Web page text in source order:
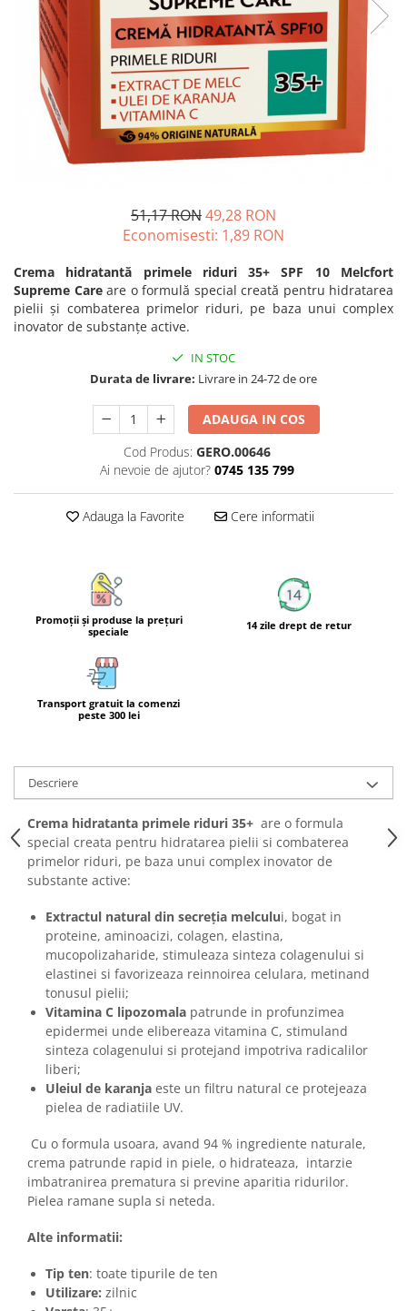
Îngrijire Păr
Balsam si masca de par
Tratamente par
Vopsea de par naturala
Șampoane
Cosmetice pentru Barbati
Igiena Personală
Deodorante Naturale
Sapunuri naturale
Protectie solara
Cosmetice Naturale si Bio
Neuro
Depresie, Anxietate
Memorie, Concentrare
Stres, Somn
Nutritie pentru Sportivi
Potenta, Prostata
Slabire, Frumusete
Vitamine si minerale
Energie, Oboseala
Multiminerale
Multivitamine
Articulații și Mușchi
Zona Intimă
Hemoroizi si Fisuri Anale
Varice și Picioare Grele
51,17 RON49,28 RON
Economisesti: 1,89 RON
Crema hidratantă primele riduri 35+ SPF 10 Melcfort
Supreme Careare o formulă special creată pentru hidratarea
pielii și combaterea primelor riduri, pe baza unui complex
inovator de substanțe active.
IN STOC
Durata de livrare: Livrare in 24-72 de ore
ADAUGA IN COS
Cod Produs: GERO.00646
Ai nevoie de ajutor? 0745 135 799
Adauga la Favorite Cere informatii
Promoţii şi produse la preţuri
speciale
14 zile drept de retur
Transport gratuit la comenzi
peste 300 lei
Descriere
Crema hidratanta primele riduri 35+ are o formula
special creata pentru hidratarea pielii si combaterea
primelor riduri, pe baza unui complex inovator de
substante active:
Extractul natural din secreția melcului, bogat in
proteine, aminoacizi, colagen, elastina,
mucopolizaharide, stimuleaza sinteza colagenului si
elastinei si favorizeaza reinnoirea celulara, metinand
tonusul pielii;
Vitamina C lipozomala patrunde in profunzimea
epidermei unde elibereaza vitamina C, stimuland
sinteza colagenului si protejand impotriva radicalilor
liberi;
Uleiul de karanja este un filtru natural ce protejeaza
pielea de radiatiile UV.
Cu o formula usoara, avand 94 % ingrediente naturale,
crema patrunde rapid in piele, o hidrateaza, intarzie
imbatranirea prematura si previne aparitia ridurilor.
Pielea ramane supla si neteda.
Alte informatii:
Tip ten: toate tipurile de ten
Utilizare: zilnic